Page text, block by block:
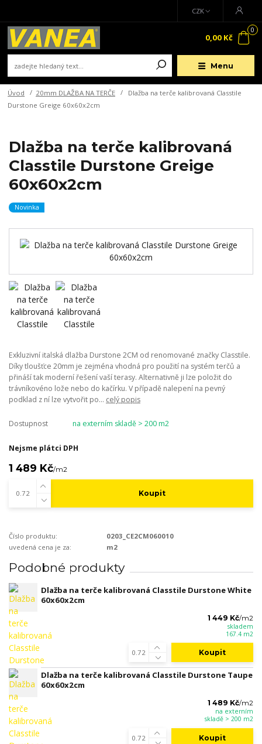
Menu
CZK
0
0,00 Kč
Úvod 20mm DLAŽBA NA TERČE
Dlažba na terče kalibrovaná Classtile
Durstone Greige 60x60x2cm
Dlažba na terče kalibrovaná
Classtile Durstone Greige
60x60x2cm
Novinka
Exkluzivní italská dlažba Durstone 2CM od renomované značky Classtile.
Díky tloušťce 20mm je zejména vhodná pro použití na systém terčů a
přináší tak moderní řešení vaší terasy. Alternativně ji lze položit do
trávníkovéno lože nebo do kačírku. V případě nalepení na pevný
podklad z ní lze vytvořit po... celý popis
Dostupnost na externím skladě > 200 m2
Nejsme plátci DPH
1 489 Kč/m2
Koupit
Číslo produktu:
0203_CE2CM060010
uvedená cena je za:
m2
Podobné produkty
Dlažba na terče kalibrovaná Classtile Durstone White
60x60x2cm
1 449 Kč/m2
skladem
167.4 m2
Koupit
Dlažba na terče kalibrovaná Classtile Durstone Taupe
60x60x2cm
1 489 Kč/m2
na externím
skladě > 200 m2
Koupit